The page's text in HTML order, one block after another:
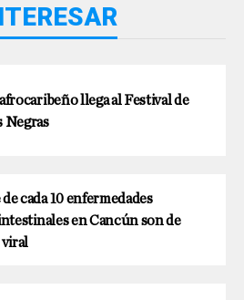
llega al Festival de
Negras
cada 10 enfermedades
en Cancún son de